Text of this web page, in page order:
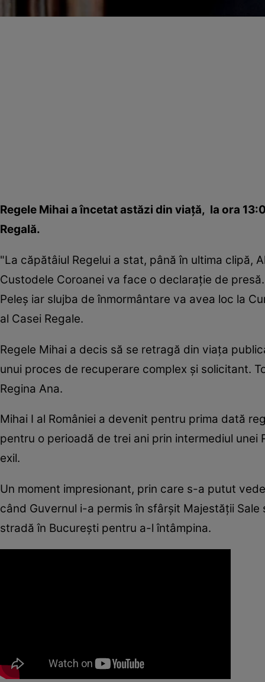
Regele Mihai a încetat astăzi din viaţă, la ora
Regală.
"La căpătâiul Regelui a stat, până în ultima clipă,
Custodele Coroanei va face o declaraţie de
Peleş iar slujba de înmormântare va avea loc la
al Casei Regale.
Regele Mihai a decis să se retragă din viaţa
unui proces de recuperare complex şi solicitant.
Regina Ana.
Mihai I al României a devenit pentru prima dată
pentru o perioadă de trei ani prin intermediul
exil.
Un moment impresionant, prin care s-a putut
când Guvernul i-a permis în sfârşit Majestăţii Sale
stradă în Bucureşti pentru a-l întâmpina.